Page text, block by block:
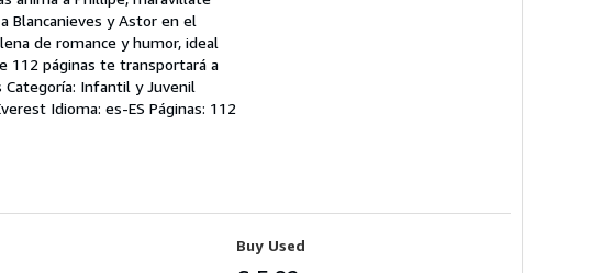
Blancanieves y Astor en el
de romance y humor, ideal
112 páginas te transportará a
Infantil y Juvenil
Idioma: es-ES Páginas: 112
Buy Used